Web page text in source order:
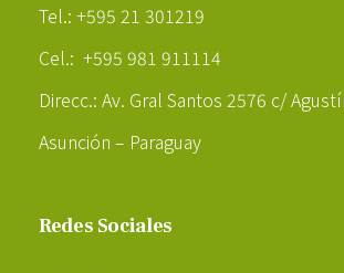
Tel.: +595 21 301219
Cel.: +595 981 911114
Direcc.: Av. Gral Santos 2576 c/
Asunción – Paraguay
Redes Sociales